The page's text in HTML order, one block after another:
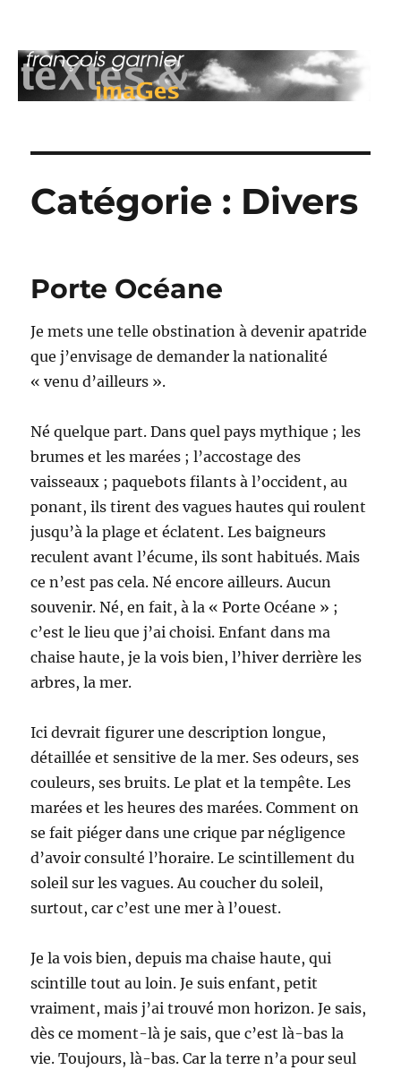
François Garnier : teXtes & imaGes
Catégorie : Divers
Porte Océane
Je mets une telle obstination à devenir apatride
que j’envisage de demander la nationalité
« venu d’ailleurs ».
Né quelque part. Dans quel pays mythique ; les
brumes et les marées ; l’accostage des
vaisseaux ; paquebots filants à l’occident, au
ponant, ils tirent des vagues hautes qui roulent
jusqu’à la plage et éclatent. Les baigneurs
reculent avant l’écume, ils sont habitués. Mais
ce n’est pas cela. Né encore ailleurs. Aucun
souvenir. Né, en fait, à la « Porte Océane » ;
c’est le lieu que j’ai choisi. Enfant dans ma
chaise haute, je la vois bien, l’hiver derrière les
arbres, la mer.
Ici devrait figurer une description longue,
détaillée et sensitive de la mer. Ses odeurs, ses
couleurs, ses bruits. Le plat et la tempête. Les
marées et les heures des marées. Comment on
se fait piéger dans une crique par négligence
d’avoir consulté l’horaire. Le scintillement du
soleil sur les vagues. Au coucher du soleil,
surtout, car c’est une mer à l’ouest.
Je la vois bien, depuis ma chaise haute, qui
scintille tout au loin. Je suis enfant, petit
vraiment, mais j’ai trouvé mon horizon. Je sais,
dès ce moment-là je sais, que c’est là-bas la
vie. Toujours, là-bas. Car la terre n’a pour seul